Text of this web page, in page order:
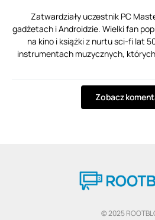
Zatwardziały uczestnik PC
gadżetach i Androidzie. Wielki fan
na kino i książki z nurtu sci-fi lat
instrumentach muzycznych,
Zobacz
© 2025